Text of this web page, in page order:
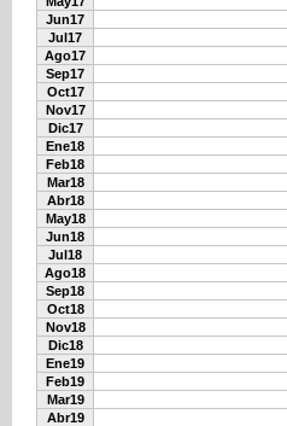
Jun17
Jul17
Ago17
Sep17
Oct17
Nov17
Dic17
Ene18
Feb18
Mar18
Abr18
May18
Jun18
Jul18
Ago18
Sep18
Oct18
Nov18
Dic18
Ene19
Feb19
Mar19
Abr19